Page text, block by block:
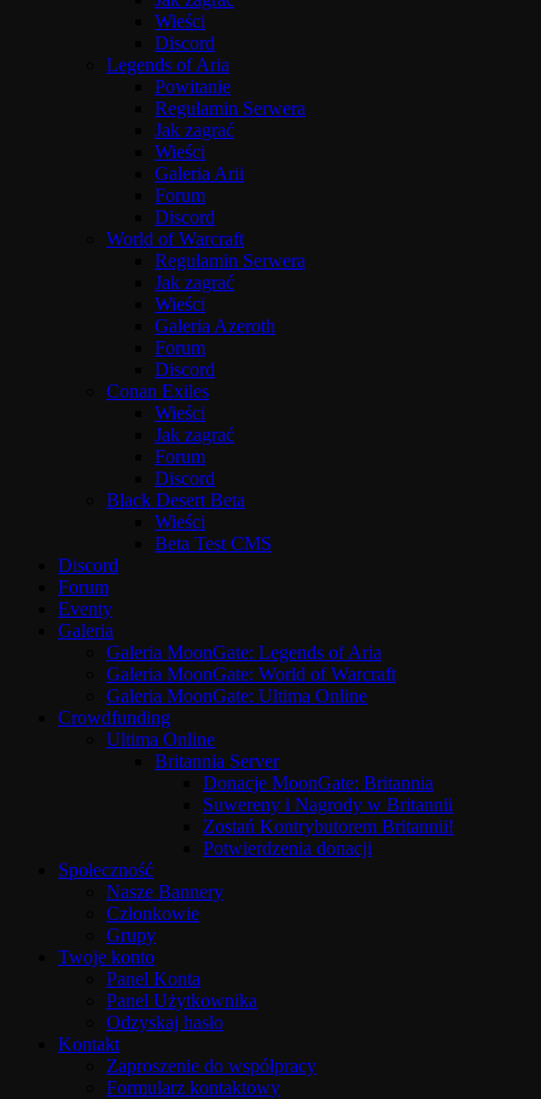
Wieści
Discord
Legends of Aria
Powitanie
Regulamin Serwera
Jak zagrać
Wieści
Galeria Arii
Forum
Discord
World of Warcraft
Regulamin Serwera
Jak zagrać
Wieści
Galeria Azeroth
Forum
Discord
Conan Exiles
Wieści
Jak zagrać
Forum
Discord
Black Desert Beta
Wieści
Beta Test CMS
Discord
Forum
Eventy
Galeria
Galeria MoonGate: Legends of Aria
Galeria MoonGate: World of Warcraft
Galeria MoonGate: Ultima Online
Crowdfunding
Ultima Online
Britannia Server
Donacje MoonGate: Britannia
Suwereny i Nagrody w Britannii
Zostań Kontrybutorem Britannii!
Potwierdzenia donacji
Społeczność
Nasze Bannery
Członkowie
Grupy
Twoje konto
Panel Konta
Panel Użytkownika
Odzyskaj hasło
Kontakt
Zaproszenie do współpracy
Formularz kontaktowy